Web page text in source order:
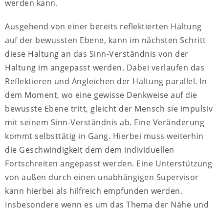
werden kann.
Ausgehend von einer bereits reflektierten Haltung
auf der bewussten Ebene, kann im nächsten Schritt
diese Haltung an das Sinn-Verständnis von der
Haltung im angepasst werden. Dabei verlaufen das
Reflektieren und Angleichen der Haltung parallel. In
dem Moment, wo eine gewisse Denkweise auf die
bewusste Ebene tritt, gleicht der Mensch sie impulsiv
mit seinem Sinn-Verständnis ab. Eine Veränderung
kommt selbsttätig in Gang. Hierbei muss weiterhin
die Geschwindigkeit dem dem individuellen
Fortschreiten angepasst werden. Eine Unterstützung
von außen durch einen unabhängigen Supervisor
kann hierbei als hilfreich empfunden werden.
Insbesondere wenn es um das Thema der Nähe und